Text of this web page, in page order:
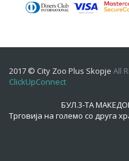
2017 © City Zoo Plus Skopje All
ClickUpConnect
БУЛ.3-ТА
Трговија на големо со друга